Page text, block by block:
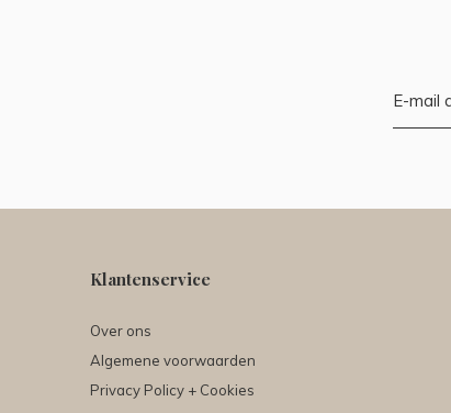
Klantenservice
Over ons
Algemene voorwaarden
Privacy Policy + Cookies